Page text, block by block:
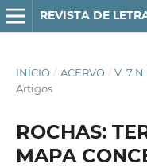
REVISTA DE
INÍCIO / ACERVO / V. 7
Artigos
ROCHAS:
MAPA